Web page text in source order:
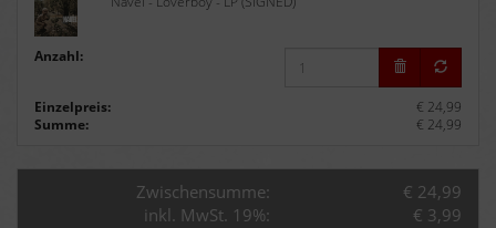
Anzahl:
Einzelpreis:
€ 24,99
Summe:
€ 24,99
Zwischensumme:
€ 24,99
inkl. MwSt. 19%:
€ 3,99